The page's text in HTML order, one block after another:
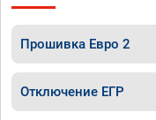
Прошивка Евро 2
Отключение ЕГР